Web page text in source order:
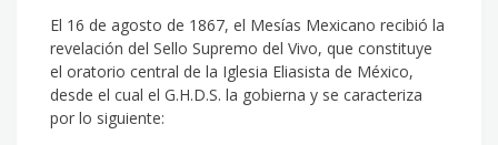
El 16 de agosto de 1867, el Mesías Mexicano recibió la
revelación del Sello Supremo del Vivo, que constituye
el oratorio central de la Iglesia Eliasista de México,
desde el cual el G.H.D.S. la gobierna y se caracteriza
por lo siguiente: